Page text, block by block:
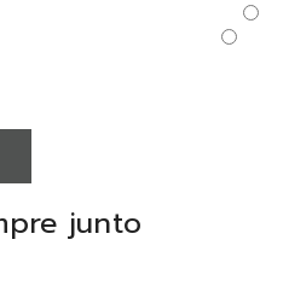
junto